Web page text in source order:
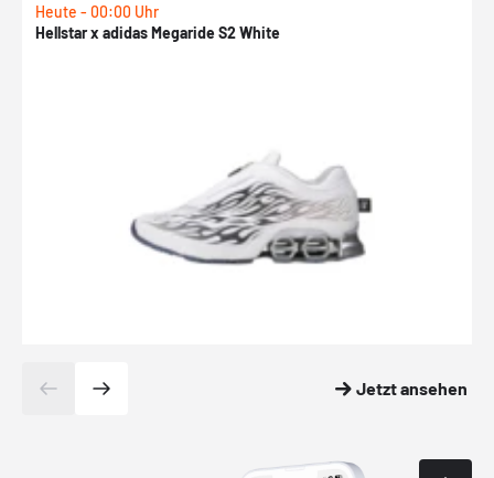
Heute - 00:00 Uhr
Hellstar x adidas Megaride S2 White
Jetzt ansehen